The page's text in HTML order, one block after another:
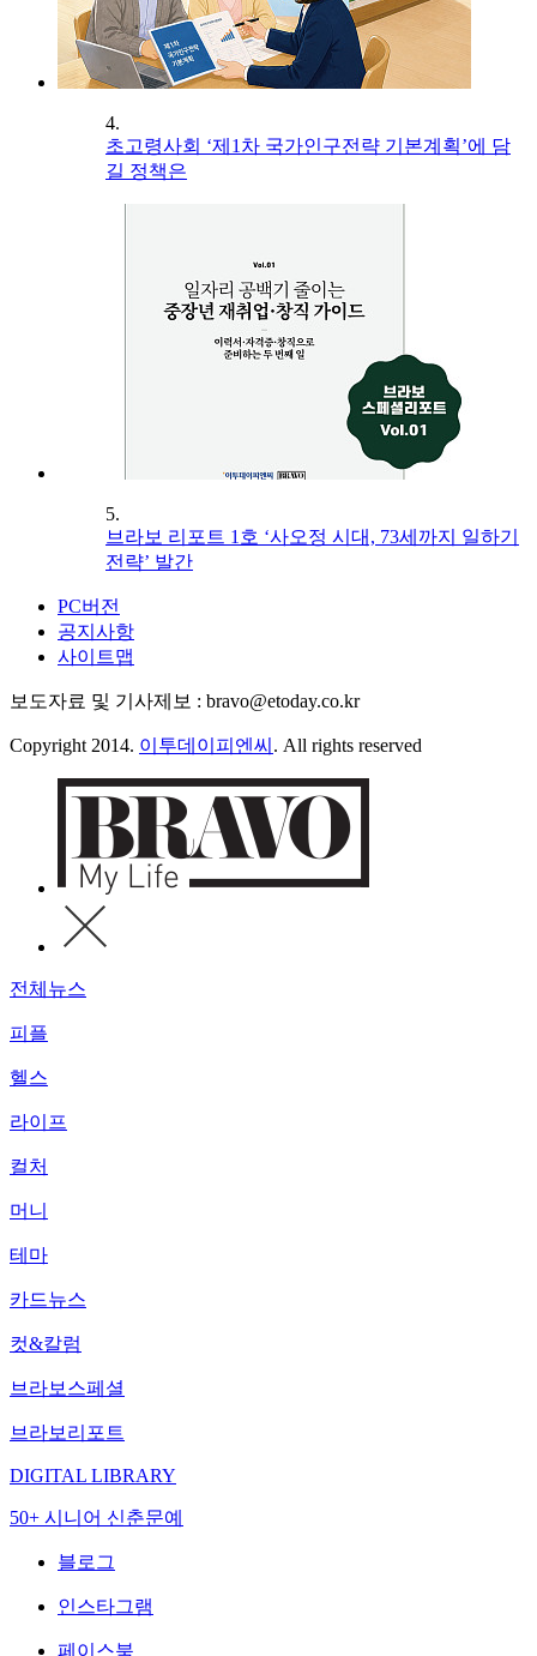
4.
초고령사회 ‘제1차 국가인구전략 기본계획’에 담
길 정책은
5.
브라보 리포트 1호 ‘사오정 시대, 73세까지 일하기
전략’ 발간
PC버전
공지사항
사이트맵
보도자료 및 기사제보 : bravo@etoday.co.kr
Copyright 2014. 이투데이피엔씨 . All rights reserved
전체뉴스
피플
헬스
라이프
컬처
머니
테마
카드뉴스
컷&칼럼
브라보스페셜
브라보리포트
DIGITAL LIBRARY
50+ 시니어 신춘문예
블로그
인스타그램
페이스북